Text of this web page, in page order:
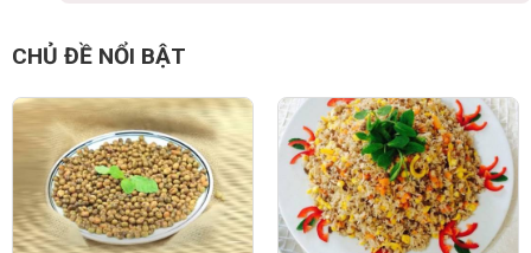
CHỦ ĐỀ NỔI BẬT